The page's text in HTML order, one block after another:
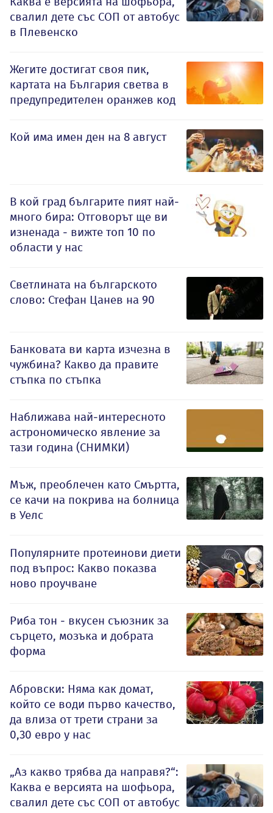
свалил дете със СОП от автобус
в Плевенско
Жегите достигат своя пик,
картата на България светва в
предупредителен оранжев код
Кой има имен ден на 8 август
В кой град българите пият най-
много бира: Отговорът ще ви
изненада - вижте топ 10 по
области у нас
Светлината на българското
слово: Стефан Цанев на 90
Банковата ви карта изчезна в
чужбина? Какво да правите
стъпка по стъпка
Наближава най-интересното
астрономическо явление за
тази година (СНИМКИ)
Мъж, преоблечен като Смъртта,
се качи на покрива на болница
в Уелс
Популярните протеинови диети
под въпрос: Какво показва
ново проучване
Риба тон - вкусен съюзник за
сърцето, мозъка и добрата
форма
Абровски: Няма как домат,
който се води първо качество,
да влиза от трети страни за
0,30 евро у нас
„Аз какво трябва да направя?“:
Каква е версията на шофьора,
свалил дете със СОП от автобус